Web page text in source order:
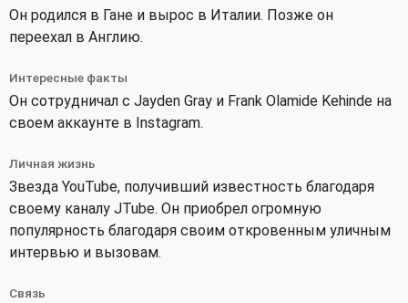
Он родился в Гане и вырос в Италии. Позже он
переехал в Англию.
Интересные факты
Он сотрудничал с Jayden Gray и Frank Olamide Kehinde на
своем аккаунте в Instagram.
Личная жизнь
Звезда YouTube, получивший известность благодаря
своему каналу JTube. Он приобрел огромную
популярность благодаря своим откровенным уличным
интервью и вызовам.
Связь